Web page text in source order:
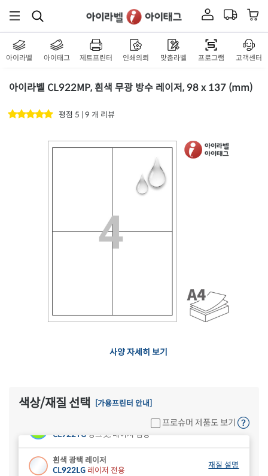
아이라벨 아이태그 제트프린터 인쇄의뢰 맞춤라벨 프로그램 고객센터
아이라벨 CL922MP, 흰색 무광 방수 레이저, 98 x 137 (mm)
평점 5 | 9 개 리뷰
사양 자세히 보기
색상/재질 선택 [가용프린터 안내]
프로슈머 제품도 보기
흰색 초록이음
재질 설명
KL922잉크젯, 레이저 겸용
CL922TG 잉크젯, 레이저 겸용
재질 설명
흰색 광택 레이저
CL922LG 레이저 전용
재질 설명